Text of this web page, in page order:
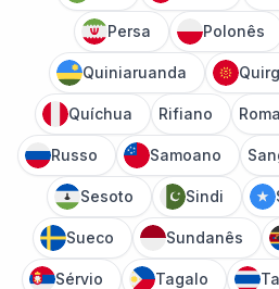
Persa Polonês
Quiniaruanda
Quíchua Rifiano
Russo Samoano
Sesoto Sindi
Sueco Sundanês
Sérvio Tagalo